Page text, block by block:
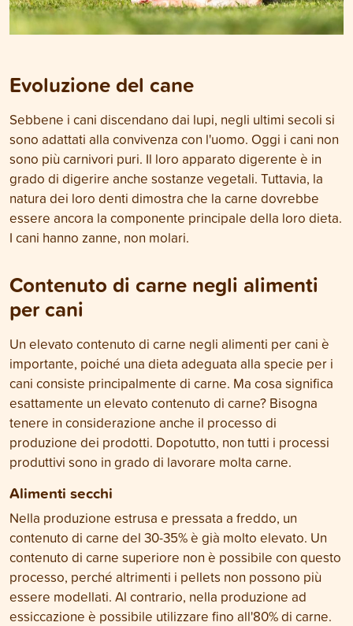
Evoluzione del cane
Sebbene i cani discendano dai lupi, negli ultimi secoli si
sono adattati alla convivenza con l'uomo. Oggi i cani non
sono più carnivori puri. Il loro apparato digerente è in
grado di digerire anche sostanze vegetali. Tuttavia, la
natura dei loro denti dimostra che la carne dovrebbe
essere ancora la componente principale della loro dieta.
I cani hanno zanne, non molari.
Contenuto di carne negli alimenti
per cani
Un elevato contenuto di carne negli alimenti per cani è
importante, poiché una dieta adeguata alla specie per i
cani consiste principalmente di carne. Ma cosa significa
esattamente un elevato contenuto di carne? Bisogna
tenere in considerazione anche il processo di
produzione dei prodotti. Dopotutto, non tutti i processi
produttivi sono in grado di lavorare molta carne.
Alimenti secchi
Nella produzione estrusa e pressata a freddo, un
contenuto di carne del 30-35% è già molto elevato. Un
contenuto di carne superiore non è possibile con questo
processo, perché altrimenti i pellets non possono più
essere modellati. Al contrario, nella produzione ad
essiccazione è possibile utilizzare fino all'80% di carne.